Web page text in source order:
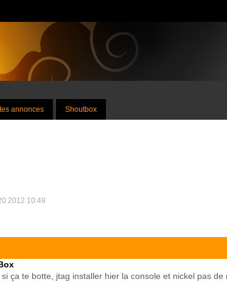
annonces Shoutbox
2012 10:49
ça te botte, jtag installer hier la console et nickel pas